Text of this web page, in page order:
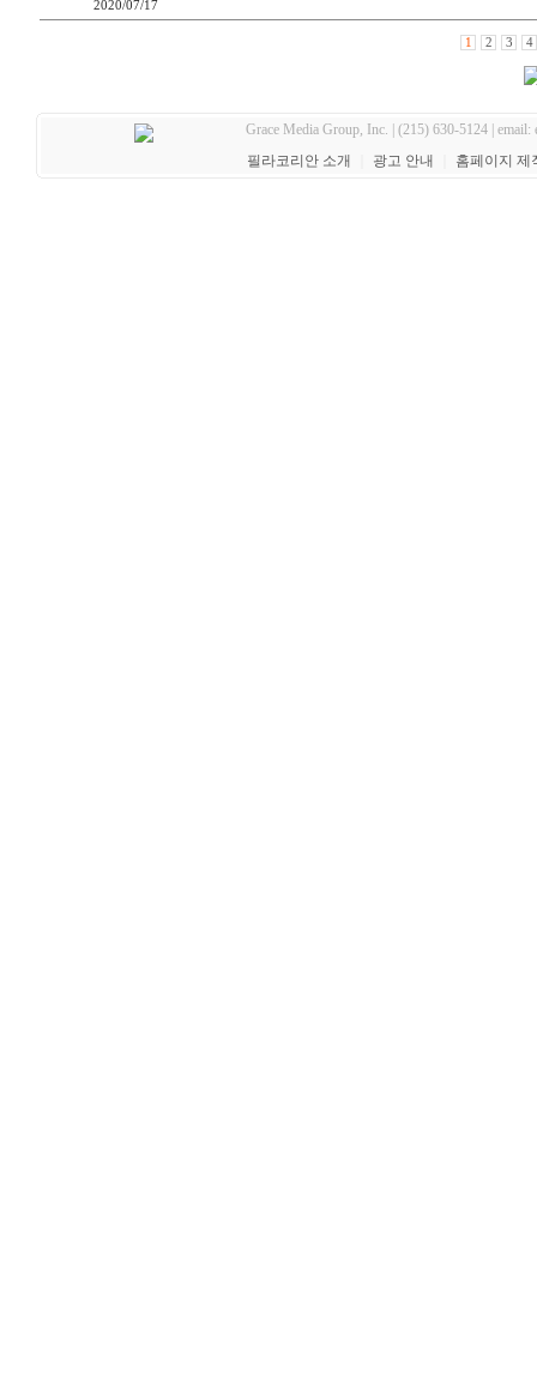
2020/07/17
1 2 3 4
Grace Media Group, Inc. | (215) 630-5124 | email:
필라코리안 소개
광고 안내 홈페이지 제